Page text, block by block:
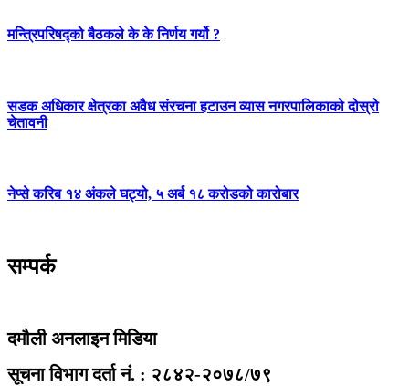
मन्त्रिपरिषद्को बैठकले के के निर्णय गर्यो ?
सडक अधिकार क्षेत्रका अवैध संरचना हटाउन व्यास नगरपालिकाको दोस्रो
चेतावनी
नेप्से करिब १४ अंकले घट्यो, ५ अर्ब १८ करोडको कारोबार
सम्पर्क
दमौली अनलाइन मिडिया
सूचना विभाग दर्ता नं. : २८४२-२०७८/७९